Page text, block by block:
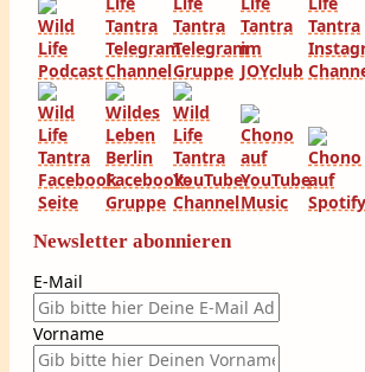
Newsletter abonnieren
E-Mail
Vorname